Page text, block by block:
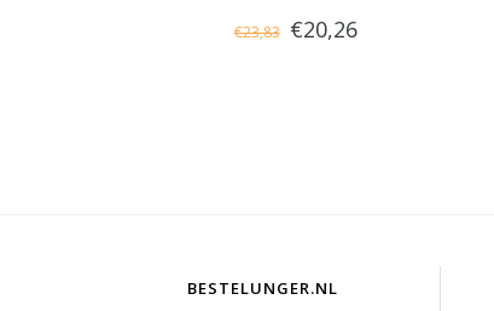
€23,83 €20,26
BESTELUNGER.NL